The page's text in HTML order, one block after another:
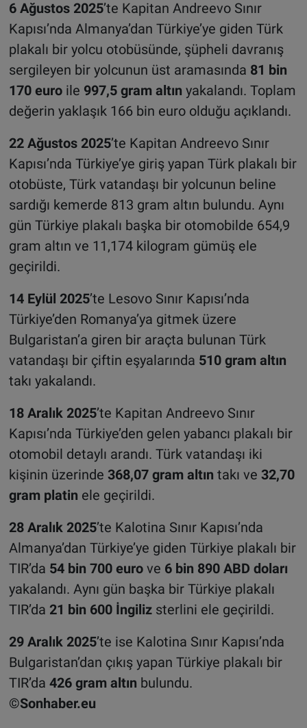
6 Ağustos 2025’te Kapitan Andreevo Sınır
Kapısı’nda Almanya’dan Türkiye’ye giden Türk
plakalı bir yolcu otobüsünde, şüpheli davranış
sergileyen bir yolcunun üst aramasında 81 bin
170 euroile 997,5 gram altın yakalandı. Toplam
değerin yaklaşık 166 bin euro olduğu açıklandı.
22 Ağustos 2025’te Kapitan Andreevo Sınır
Kapısı’nda Türkiye’ye giriş yapan Türk plakalı bir
otobüste, Türk vatandaşı bir yolcunun beline
sardığı kemerde 813 gram altın bulundu. Aynı
gün Türkiye plakalı başka bir otomobilde 654,9
gram altın ve 11,174 kilogram gümüş ele
geçirildi.
14 Eylül 2025’te Lesovo Sınır Kapısı’nda
Türkiye’den Romanya’ya gitmek üzere
Bulgaristan’a giren bir araçta bulunan Türk
vatandaşı bir çiftin eşyalarında 510 gram altın
takı yakalandı.
18 Aralık 2025’te Kapitan Andreevo Sınır
Kapısı’nda Türkiye’den gelen yabancı plakalı bir
otomobil detaylı arandı. Türk vatandaşı iki
kişinin üzerinde 368,07 gram altın takı ve 32,70
gram platin ele geçirildi.
28 Aralık 2025’te Kalotina Sınır Kapısı’nda
Almanya’dan Türkiye’ye giden Türkiye plakalı bir
TIR’da 54 bin 700 euro ve 6 bin 890 ABD doları
yakalandı. Aynı gün başka bir Türkiye plakalı
TIR’da 21 bin 600 İngilizsterlini ele geçirildi.
29 Aralık 2025’te ise Kalotina Sınır Kapısı’nda
Bulgaristan’dan çıkış yapan Türkiye plakalı bir
TIR’da 426 gram altın bulundu.
©Sonhaber.eu